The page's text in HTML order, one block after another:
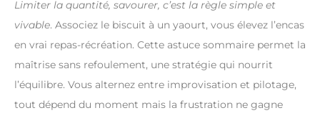
Limiter la quantité, savourer, c’est la règle simple et
vivable. Associez le biscuit à un yaourt, vous élevez l’encas
en vrai repas-récréation. Cette astuce sommaire permet la
maîtrise sans refoulement, une stratégie qui nourrit
l’équilibre. Vous alternez entre improvisation et pilotage,
tout dépend du moment mais la frustration ne gagne